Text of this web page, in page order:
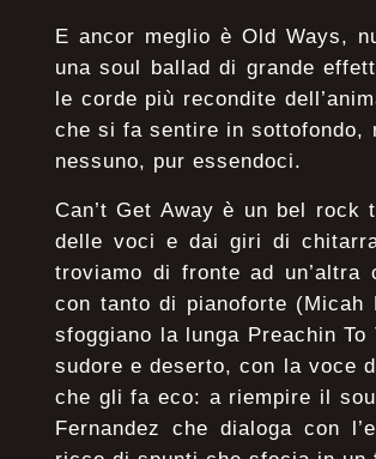
E ancor meglio è Old Ways,
una soul ballad di grande
le corde più recondite
che si fa sentire in sottofondo,
nessuno, pur essendoci.
Can’t Get Away è un bel rock
delle voci e dai giri di
troviamo di fronte ad un’altra
con tanto di pianoforte
sfoggiano la lunga Preachin
sudore e deserto, con la voce
che gli fa eco: a riempire il
Fernandez che dialoga con